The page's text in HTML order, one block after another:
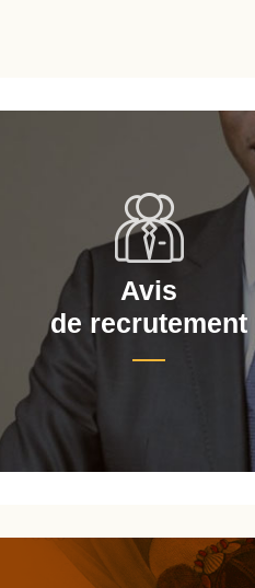
Avis
de recrutement